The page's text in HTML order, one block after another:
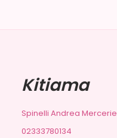
Kitiama
Spinelli Andrea Mercerie
02333780134